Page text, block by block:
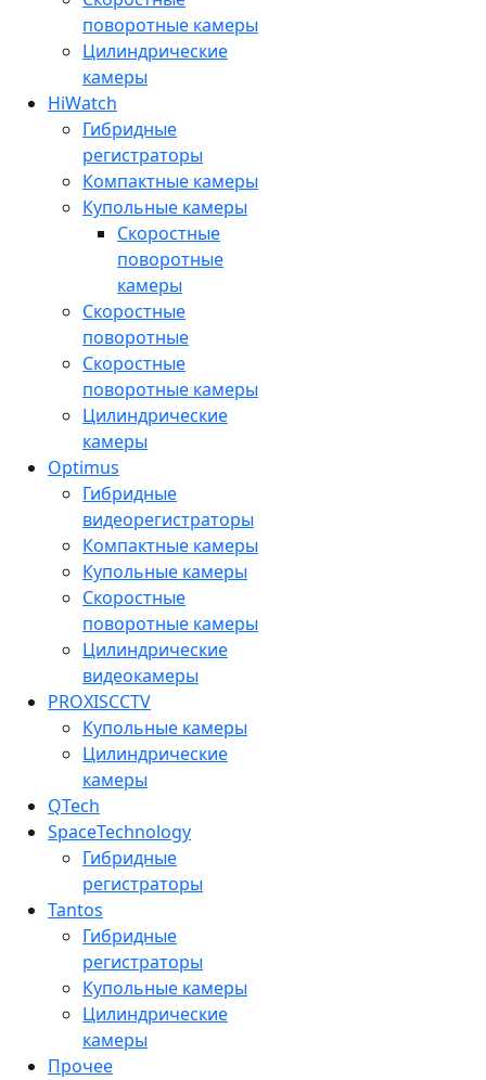
поворотные камеры
Цилиндрические
камеры
HiWatch
Гибридные
регистраторы
Компактные камеры
Купольные камеры
Скоростные
поворотные
камеры
Скоростные
поворотные
Скоростные
поворотные камеры
Цилиндрические
камеры
Optimus
Гибридные
видеорегистраторы
Компактные камеры
Купольные камеры
Скоростные
поворотные камеры
Цилиндрические
видеокамеры
PROXISCCTV
Купольные камеры
Цилиндрические
камеры
QTech
SpaceTechnology
Гибридные
регистраторы
Tantos
Гибридные
регистраторы
Купольные камеры
Цилиндрические
камеры
Прочее